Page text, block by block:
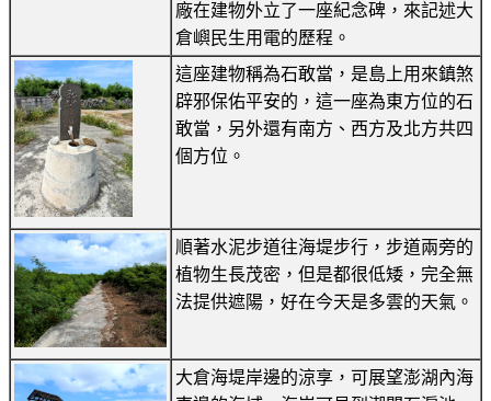
廠在建物外立了一座紀念碑，來記述大
倉嶼民生用電的歷程。
這座建物稱為石敢當，是島上用來鎮煞
辟邪保佑平安的，這一座為東方位的石
敢當，另外還有南方、西方及北方共四
個方位。
順著水泥步道往海堤步行，步道兩旁的
植物生長茂密，但是都很低矮，完全無
法提供遮陽，好在今天是多雲的天氣。
大倉海堤岸邊的涼享，可展望澎湖內海